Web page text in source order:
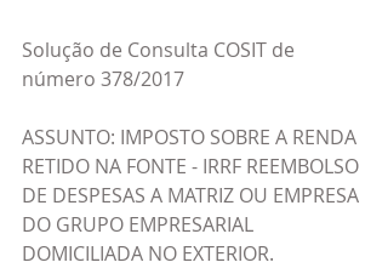
Solução de Consulta COSIT de
número 378/2017
ASSUNTO: IMPOSTO SOBRE A RENDA
RETIDO NA FONTE - IRRF REEMBOLSO
DE DESPESAS A MATRIZ OU EMPRESA
DO GRUPO EMPRESARIAL
DOMICILIADA NO EXTERIOR.